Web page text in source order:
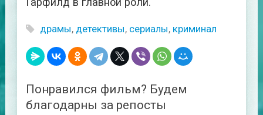
драмы, детективы, сериалы, криминал
Понравился фильм? Будем
благодарны за репосты